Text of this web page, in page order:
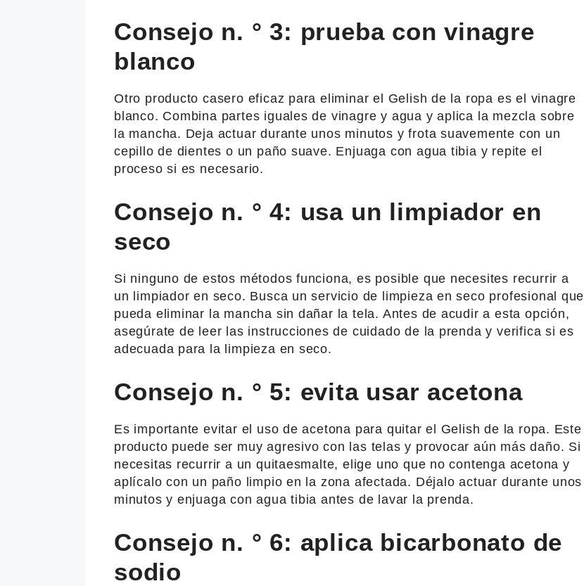
Consejo n. ° 3: prueba con vinagre
blanco
Otro producto casero eficaz para eliminar el Gelish de la ropa es el vinagre
blanco. Combina partes iguales de vinagre y agua y aplica la mezcla sobre
la mancha. Deja actuar durante unos minutos y frota suavemente con un
cepillo de dientes o un paño suave. Enjuaga con agua tibia y repite el
proceso si es necesario.
Consejo n. ° 4: usa un limpiador en
seco
Si ninguno de estos métodos funciona, es posible que necesites recurrir a
un limpiador en seco. Busca un servicio de limpieza en seco profesional que
pueda eliminar la mancha sin dañar la tela. Antes de acudir a esta opción,
asegúrate de leer las instrucciones de cuidado de la prenda y verifica si es
adecuada para la limpieza en seco.
Consejo n. ° 5: evita usar acetona
Es importante evitar el uso de acetona para quitar el Gelish de la ropa. Este
producto puede ser muy agresivo con las telas y provocar aún más daño. Si
necesitas recurrir a un quitaesmalte, elige uno que no contenga acetona y
aplícalo con un paño limpio en la zona afectada. Déjalo actuar durante unos
minutos y enjuaga con agua tibia antes de lavar la prenda.
Consejo n. ° 6: aplica bicarbonato de
sodio